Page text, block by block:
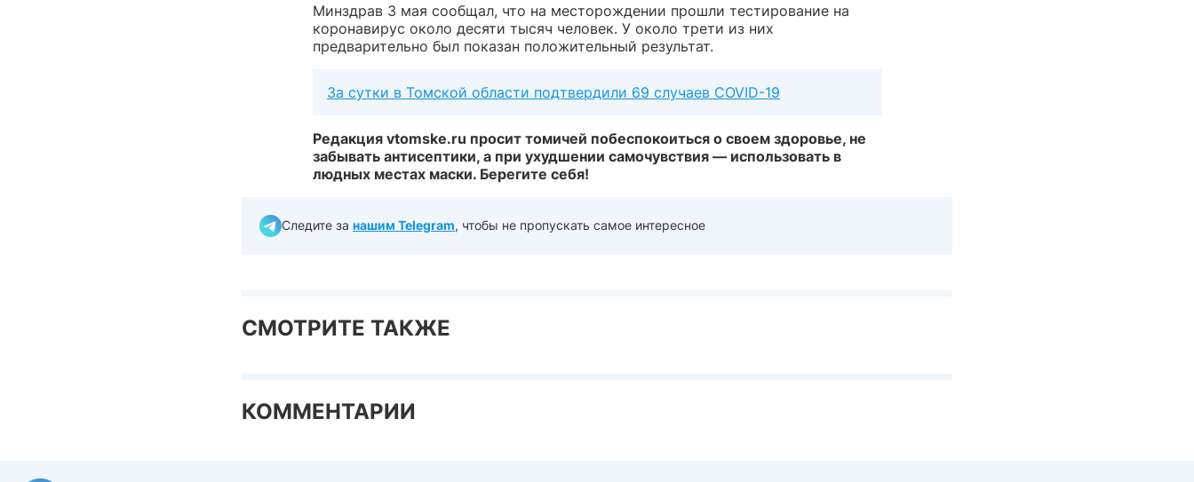
Минздрав 3 мая сообщал, что на месторождении прошли тестирование на
коронавирус около десяти тысяч человек. У около трети из них
предварительно был показан положительный результат.
За сутки в Томской области подтвердили 69 случаев COVID-19
Редакция vtomske.ru просит томичей побеспокоиться о своем здоровье, не
забывать антисептики, а при ухудшении самочувствия — использовать в
людных местах маски. Берегите себя!
Следите за нашим Telegram, чтобы не пропускать самое интересное
СМОТРИТЕ ТАКЖЕ
КОММЕНТАРИИ